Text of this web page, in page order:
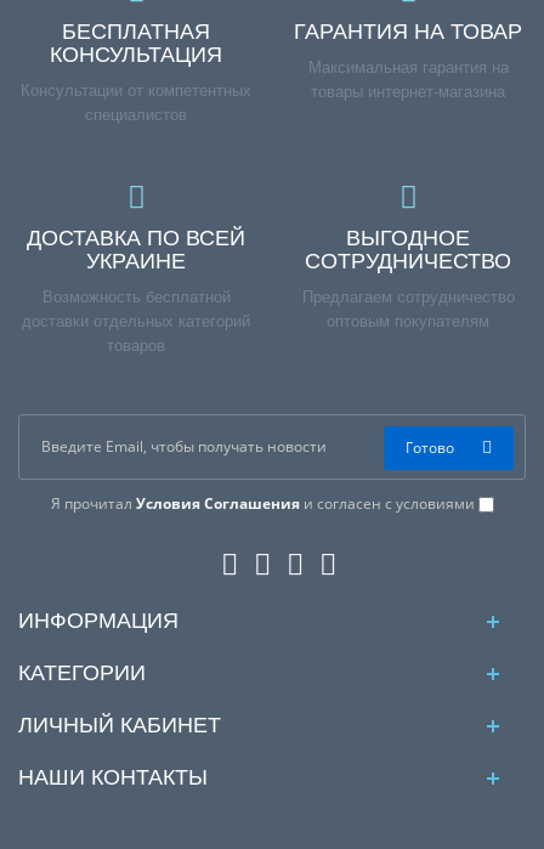
БЕСПЛАТНАЯ
КОНСУЛЬТАЦИЯ
Консультации от компетентных
специалистов
ГАРАНТИЯ НА ТОВАР
Максимальная гарантия на
товары интернет-магазина
ДОСТАВКА ПО ВСЕЙ
УКРАИНЕ
Возможность бесплатной
доставки отдельных категорий
товаров
ВЫГОДНОЕ
СОТРУДНИЧЕСТВО
Предлагаем сотрудничество
оптовым покупателям
Я прочитал Условия Соглашенияи согласен с условиями
Готово
ИНФОРМАЦИЯ
КАТЕГОРИИ
ЛИЧНЫЙ КАБИНЕТ
НАШИ КОНТАКТЫ